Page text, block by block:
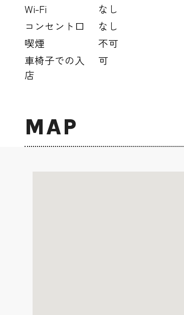
Wi-Fi
なし
コンセント口
なし
喫煙
不可
車椅子での入
店
可
MAP